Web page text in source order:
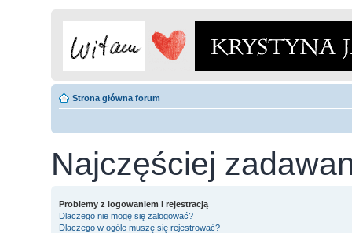
Strona główna forum
Najczęściej
Problemy z logowaniem i rejestracją
Dlaczego nie mogę się zalogować?
Dlaczego w ogóle muszę się rejestrować?